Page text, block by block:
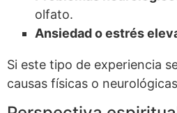
olfato.
Ansiedad o estrés
Si este tipo de experiencia
causas físicas o